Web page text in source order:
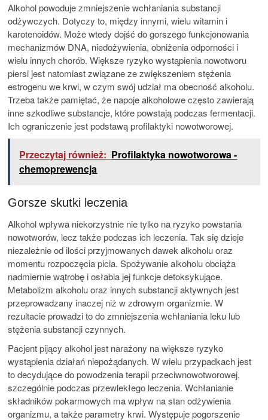
Alkohol powoduje zmniejszenie wchłaniania substancji
odżywczych. Dotyczy to, między innymi, wielu witamin i
karotenoidów. Może wtedy dojść do gorszego funkcjonowania
mechanizmów DNA, niedożywienia, obniżenia odporności i
wielu innych chorób. Większe ryzyko wystąpienia nowotworu
piersi jest natomiast związane ze zwiększeniem stężenia
estrogenu we krwi, w czym swój udział ma obecność alkoholu.
Trzeba także pamiętać, że napoje alkoholowe często zawierają
inne szkodliwe substancje, które powstają podczas fermentacji.
Ich ograniczenie jest podstawą profilaktyki nowotworowej.
Przeczytaj również: Profilaktyka nowotworowa -
chemoprewencja
Gorsze skutki leczenia
Alkohol wpływa niekorzystnie nie tylko na ryzyko powstania
nowotworów, lecz także podczas ich leczenia. Tak się dzieje
niezależnie od ilości przyjmowanych dawek alkoholu oraz
momentu rozpoczęcia picia. Spożywanie alkoholu obciąża
nadmiernie wątrobę i osłabia jej funkcje detoksykujące.
Metabolizm alkoholu oraz innych substancji aktywnych jest
przeprowadzany inaczej niż w zdrowym organizmie. W
rezultacie prowadzi to do zmniejszenia wchłaniania leku lub
stężenia substancji czynnych.
Pacjent pijący alkohol jest narażony na większe ryzyko
wystąpienia działań niepożądanych. W wielu przypadkach jest
to decydujące do powodzenia terapii przeciwnowotworowej,
szczególnie podczas przewlekłego leczenia. Wchłanianie
składników pokarmowych ma wpływ na stan odżywienia
organizmu, a także parametry krwi. Występuje pogorszenie